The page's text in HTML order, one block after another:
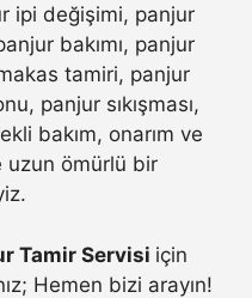
ipi değişimi, panjur
bakımı, panjur
tamiri, panjur
panjur sıkışması,
bakım, onarım ve
uzun ömürlü bir
Tamir Servisi için
Hemen bizi arayın!